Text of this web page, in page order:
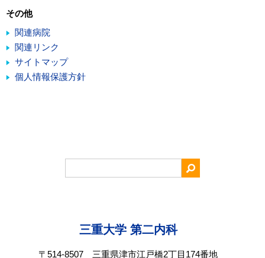
その他
関連病院
関連リンク
サイトマップ
個人情報保護方針
三重大学 第二内科
〒514-8507 三重県津市江戸橋2丁目174番地